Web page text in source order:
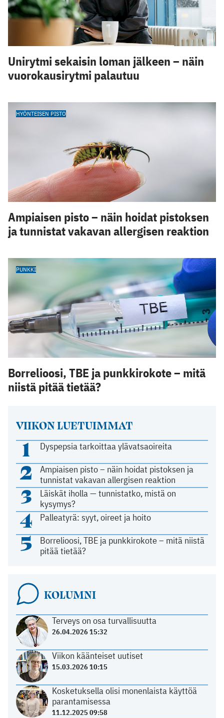
VIIKON LUETUIMMAT
1 Dyspepsia tarkoittaa ylävatsaoireita
2
Ampiaisen pisto – näin hoidat pistoksen ja
tunnistat vakavan allergisen reaktion
3
Läiskät iholla — tunnistatko, mistä on
kysymys?
4 Palleatyrä: syyt, oireet ja hoito
5
Borrelioosi, TBE ja punkkirokote – mitä niistä
pitää tietää?
KOLUMNI
Terveys on osa turvallisuutta
26.04.2026 15:32
Viikon käänteiset uutiset
15.03.2026 10:15
Kosketuksella olisi monenlaista käyttöä
parantamisessa
11.12.2025 09:58
Unirytmi sekaisin loman jälkeen – näin
vuorokausirytmi palautuu
HYÖNTEISEN PISTO
Ampiaisen pisto – näin hoidat pistoksen
ja tunnistat vakavan allergisen reaktion
PUNKKI
Borrelioosi, TBE ja punkkirokote – mitä
niistä pitää tietää?